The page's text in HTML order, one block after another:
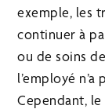
exemple, les
continuer à
ou de soins
l’employé
Cependant,